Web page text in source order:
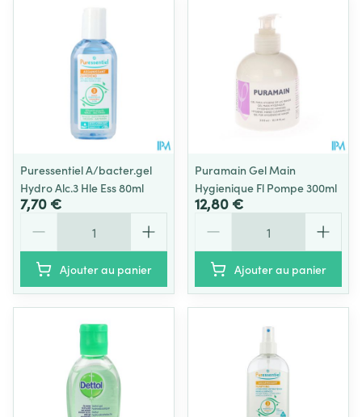
Puressentiel A/bacter.gel
Hydro Alc.3 Hle Ess 80ml
7,70 €
Ajouter au panier
Puramain Gel Main
Hygienique Fl Pompe 300ml
12,80 €
Ajouter au panier